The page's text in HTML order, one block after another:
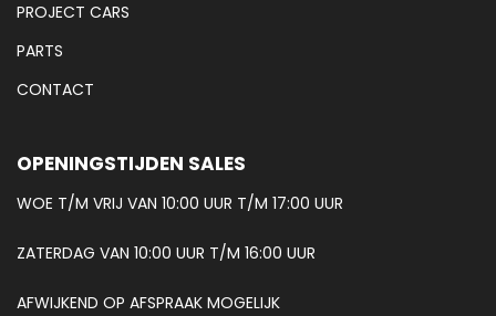
PROJECT CARS
PARTS
CONTACT
OPENINGSTIJDEN SALES
WOE T/M VRIJ VAN 10:00 UUR T/M 17:00 UUR
ZATERDAG VAN 10:00 UUR T/M 16:00 UUR
AFWIJKEND OP AFSPRAAK MOGELIJK